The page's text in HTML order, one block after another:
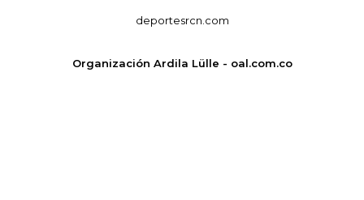
deportesrcn.com
Organización Ardila Lülle - oal.com.co